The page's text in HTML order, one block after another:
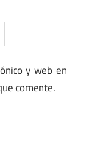
y web en
comente.